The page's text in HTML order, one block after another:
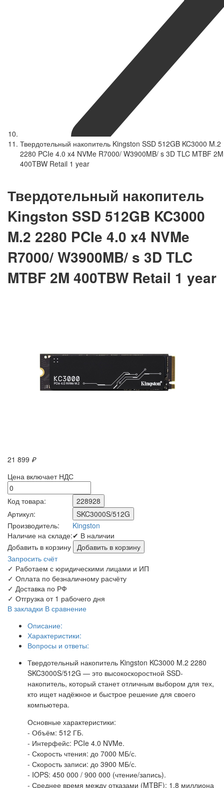
Твердотельный накопитель Kingston SSD 512GB KC3000 M.2
2280 PCIe 4.0 x4 NVMe R7000/ W3900MB/ s 3D TLC MTBF 2M
400TBW Retail 1 year
Твердотельный накопитель
Kingston SSD 512GB KC3000
M.2 2280 PCIe 4.0 x4 NVMe
R7000/ W3900MB/ s 3D TLC
MTBF 2M 400TBW Retail 1 year
21 899 ₽
Цена включает НДС
Код товара:
228928
Артикул:
SKC3000S/512G
Производитель:
Kingston
Наличие на складе:✔ В наличии
Добавить в корзину
Запросить счёт
✓ Работаем с юридическими лицами и ИП
✓ Оплата по безналичному расчёту
✓ Доставка по РФ
✓ Отгрузка от 1 рабочего дня
В закладки В сравнение
Описание:
Характеристики:
Вопросы и ответы:
Твердотельный накопитель Kingston KC3000 M.2 2280
SKC3000S/512G — это высокоскоростной SSD-
накопитель, который станет отличным выбором для тех,
кто ищет надёжное и быстрое решение для своего
компьютера.
Основные характеристики:
- Объём: 512 ГБ.
- Интерфейс: PCIe 4.0 NVMe.
- Скорость чтения: до 7000 МБ/с.
- Скорость записи: до 3900 МБ/с.
- IOPS: 450 000 / 900 000 (чтение/запись).
- Среднее время между отказами (MTBF): 1,8 миллиона